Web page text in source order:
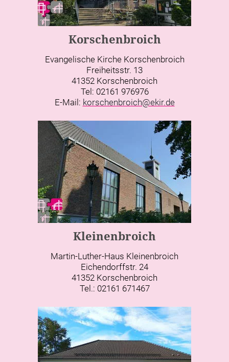
Korschenbroich
Evangelische Kirche Korschenbroich
Freiheitsstr. 13
41352 Korschenbroich
Tel: 02161 976976
E-Mail: korschenbroich@ekir.de
Kleinenbroich
Martin-Luther-Haus Kleinenbroich
Eichendorffstr. 24
41352 Korschenbroich
Tel.: 02161 671467